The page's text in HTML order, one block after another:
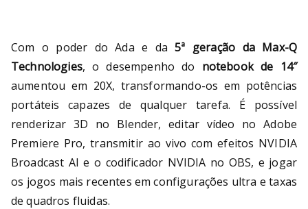
Com o poder do Ada e da5ª geração da Max-Q
Technologies, o desempenho do notebook de 14″
aumentou em 20X, transformando-os em potências
portáteis capazes de qualquer tarefa. É possível
renderizar 3D no Blender, editar vídeo no Adobe
Premiere Pro, transmitir ao vivo com efeitos NVIDIA
Broadcast AI e o codificador NVIDIA no OBS, e jogar
os jogos mais recentes em configurações ultra e taxas
de quadros fluidas.